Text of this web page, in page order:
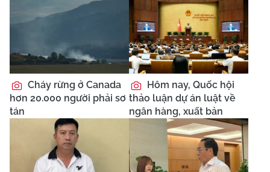
Cháy rừng ở Canada
hơn 20.000 người phải sơ
tán
Hôm nay, Quốc hội
thảo luận dự án luật về
ngân hàng, xuất bản